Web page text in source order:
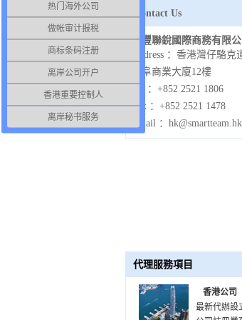
Contact Us
駿豐聯銳國際商務有限公
Address ：香港灣仔駱克
僑阜商業大廈12樓
Tel ：+852 2521 1806
Fax ：+852 2521 1478
Email ：hk@smartteam.hk
代理服務項目
香港公司
最新代辦設
热门海外公司
做帐审计报税
商标条码注册
离岸公司开户
香港重要控制人
离岸秘书服务